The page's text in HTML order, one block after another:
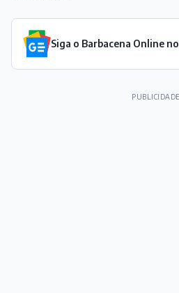
Siga o Barbacena Online
PUBLICIDADE